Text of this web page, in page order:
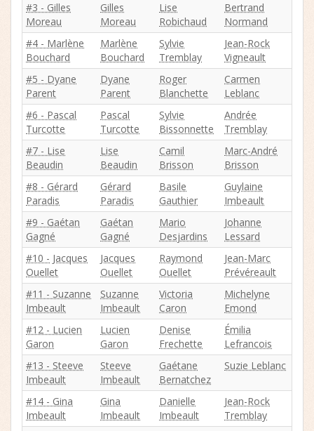
#3 - Gilles
Moreau
Gilles
Moreau
Lise
Robichaud
Bertrand
Normand
#4 - Marlène
Bouchard
Marlène
Bouchard
Sylvie
Tremblay
Jean-Rock
Vigneault
#5 - Dyane
Parent
Dyane
Parent
Roger
Blanchette
Carmen
Leblanc
#6 - Pascal
Turcotte
Pascal
Turcotte
Sylvie
Bissonnette
Andrée
Tremblay
#7 - Lise
Beaudin
Lise
Beaudin
Camil
Brisson
Marc-André
Brisson
#8 - Gérard
Paradis
Gérard
Paradis
Basile
Gauthier
Guylaine
Imbeault
#9 - Gaétan
Gagné
Gaétan
Gagné
Mario
Desjardins
Johanne
Lessard
#10 - Jacques
Ouellet
Jacques
Ouellet
Raymond
Ouellet
Jean-Marc
Prévéreault
#11 - Suzanne
Imbeault
Suzanne
Imbeault
Victoria
Caron
Michelyne
Emond
#12 - Lucien
Garon
Lucien
Garon
Denise
Frechette
Émilia
Lefrancois
#13 - Steeve
Imbeault
Steeve
Imbeault
Gaétane
Bernatchez
Suzie Leblanc
#14 - Gina
Imbeault
Gina
Imbeault
Danielle
Imbeault
Jean-Rock
Tremblay